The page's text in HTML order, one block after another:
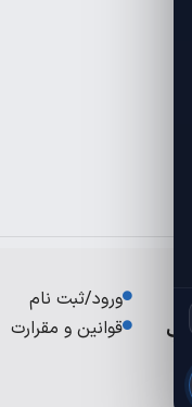
ورود/ثبت نام
قوانین و مقرارت